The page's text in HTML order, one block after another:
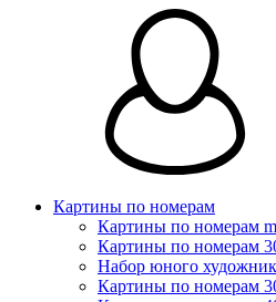
Картины по номерам
Картины по номерам
Картины по номерам
Набор юного
Картины по номерам